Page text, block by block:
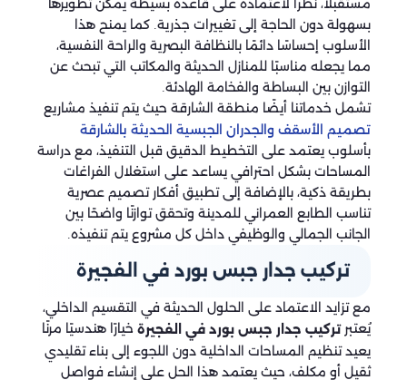
مستقبلًا، نظرًا لاعتماده على قاعدة بسيطة يمكن تطويرها
بسهولة دون الحاجة إلى تغييرات جذرية. كما يمنح هذا
الأسلوب إحساسًا دائمًا بالنظافة البصرية والراحة النفسية،
مما يجعله مناسبًا للمنازل الحديثة والمكاتب التي تبحث عن
التوازن بين البساطة والفخامة الهادئة.
تشمل خدماتنا أيضًا منطقة الشارقة حيث يتم تنفيذ مشاريع
تصميم الأسقف والجدران الجبسية الحديثة بالشارقة
بأسلوب يعتمد على التخطيط الدقيق قبل التنفيذ، مع دراسة
المساحات بشكل احترافي يساعد على استغلال الفراغات
بطريقة ذكية، بالإضافة إلى تطبيق أفكار تصميم عصرية
تناسب الطابع العمراني للمدينة وتحقق توازنًا واضحًا بين
الجانب الجمالي والوظيفي داخل كل مشروع يتم تنفيذه.
تركيب جدار جبس بورد في الفجيرة
مع تزايد الاعتماد على الحلول الحديثة في التقسيم الداخلي،
يُعتبرتركيب جدار جبس بورد في الفجيرة خيارًا هندسيًا مرنًا
يعيد تنظيم المساحات الداخلية دون اللجوء إلى بناء تقليدي
ثقيل أو مكلف، حيث يعتمد هذا الحل على إنشاء فواصل